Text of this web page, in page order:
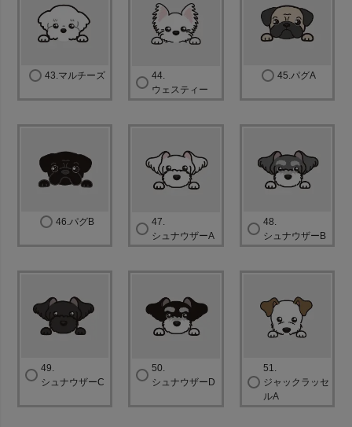
43.マルチーズ
44.
ウェスティー
45.パグA
46.パグB
47.
シュナウザーA
48.
シュナウザーB
49.
シュナウザーC
50.
シュナウザーD
51.
ジャックラッセ
ルA